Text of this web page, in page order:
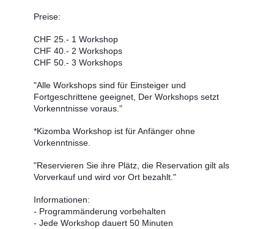
Preise:
CHF 25.- 1 Workshop
CHF 40.- 2 Workshops
CHF 50.- 3 Workshops
"Alle Workshops sind für Einsteiger und
Fortgeschrittene geeignet, Der Workshops setzt
Vorkenntnisse voraus."
*Kizomba Workshop ist für Anfänger ohne
Vorkenntnisse.
"Reservieren Sie ihre Plätz, die Reservation gilt als
Vorverkauf und wird vor Ort bezahlt."
Informationen:
- Programmänderung vorbehalten
- Jede Workshop dauert 50 Minuten